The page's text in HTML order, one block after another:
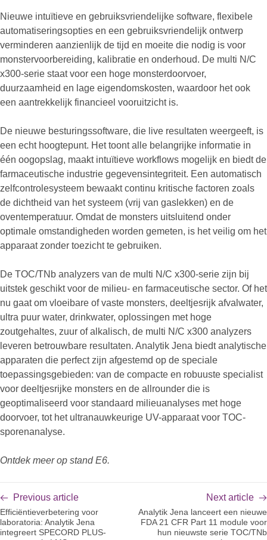
Nieuwe intuïtieve en gebruiksvriendelijke software, flexibele
automatiseringsopties en een gebruiksvriendelijk ontwerp
verminderen aanzienlijk de tijd en moeite die nodig is voor
monstervoorbereiding, kalibratie en onderhoud. De multi N/C
x300-serie staat voor een hoge monsterdoorvoer,
duurzaamheid en lage eigendomskosten, waardoor het ook
een aantrekkelijk financieel vooruitzicht is.
De nieuwe besturingssoftware, die live resultaten weergeeft, is
een echt hoogtepunt. Het toont alle belangrijke informatie in
één oogopslag, maakt intuïtieve workflows mogelijk en biedt de
farmaceutische industrie gegevensintegriteit. Een automatisch
zelfcontrolesysteem bewaakt continu kritische factoren zoals
de dichtheid van het systeem (vrij van gaslekken) en de
oventemperatuur. Omdat de monsters uitsluitend onder
optimale omstandigheden worden gemeten, is het veilig om het
apparaat zonder toezicht te gebruiken.
De TOC/TNb analyzers van de multi N/C x300-serie zijn bij
uitstek geschikt voor de milieu- en farmaceutische sector. Of het
nu gaat om vloeibare of vaste monsters, deeltjesrijk afvalwater,
ultra puur water, drinkwater, oplossingen met hoge
zoutgehaltes, zuur of alkalisch, de multi N/C x300 analyzers
leveren betrouwbare resultaten. Analytik Jena biedt analytische
apparaten die perfect zijn afgestemd op de speciale
toepassingsgebieden: van de compacte en robuuste specialist
voor deeltjesrijke monsters en de allrounder die is
geoptimaliseerd voor standaard milieuanalyses met hoge
doorvoer, tot het ultranauwkeurige UV-apparaat voor TOC-
sporenanalyse.
Ontdek meer op stand E6.
Previous article
Efficiëntieverbetering voor
laboratoria: Analytik Jena
integreert SPECORD PLUS-
Next article
Analytik Jena lanceert een nieuwe
FDA 21 CFR Part 11 module voor
hun nieuwste serie TOC/TNb